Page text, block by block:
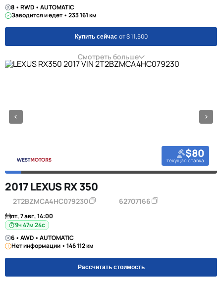
8 • RWD • AUTOMATIC
Заводится и едет • 233 161 км
Купить сейчас от $ 11,500
Смотреть больше
$80
текущая ставка
2017 LEXUS RX 350
2T2BZMCA4HC079230 62707166
пт, 7 авг, 14:00
9ч 47м 23с
6 • AWD • AUTOMATIC
Нет информации • 146 112 км
Рассчитать стоимость